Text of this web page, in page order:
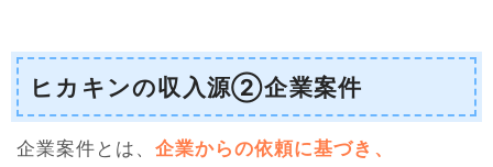
ヒカキンの収入源②企業案件
企業案件とは、企業からの依頼に基づき、